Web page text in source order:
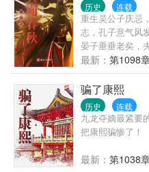
历史 连载
重生吴公子庆忌
志，孔子意气风
晏子垂垂老矣
战，今周室衰微
这大争之世，强
灭越、破楚、分
忌：“功盖三皇，
（本书无系统，
最新： 第1098
骗了康熙
历史 连载
九龙夺嫡最紧要
把康熙骗惨了！
最新： 第1038